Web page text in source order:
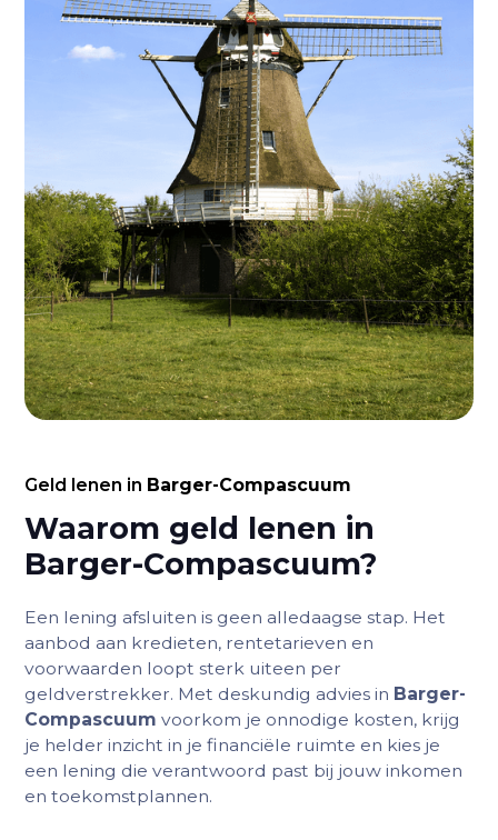
Geld lenen in Barger-Compascuum
Waarom geld lenen in
Barger-Compascuum?
Een lening afsluiten is geen alledaagse stap. Het
aanbod aan kredieten, rentetarieven en
voorwaarden loopt sterk uiteen per
geldverstrekker. Met deskundig advies in Barger-
Compascuum voorkom je onnodige kosten, krijg
je helder inzicht in je financiële ruimte en kies je
een lening die verantwoord past bij jouw inkomen
en toekomstplannen.